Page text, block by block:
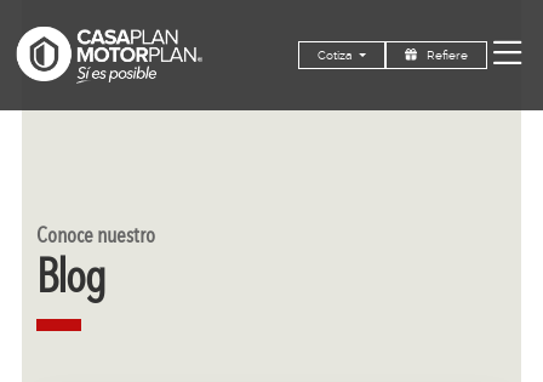
Cotiza Refiere
Conoce nuestro
Blog